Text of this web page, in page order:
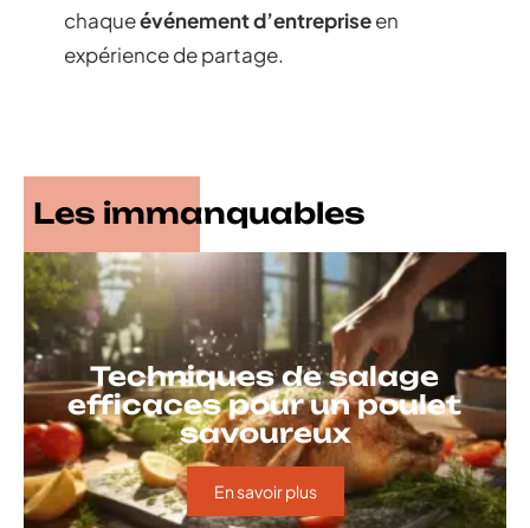
chaqueévénement d’entrepriseen
expérience de partage.
Les immanquables
Techniques de salage
efficaces pour un poulet
savoureux
En savoir plus